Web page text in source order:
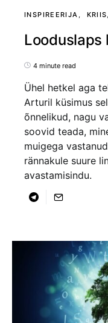
INSPIREERIJA KRIIS
Looduslaps
4 minute read
Ühel hetkel aga
Arturil küsimus
õnnelikud, nagu
soovid teada,
muigega
rännakule suure
avastamisindu.